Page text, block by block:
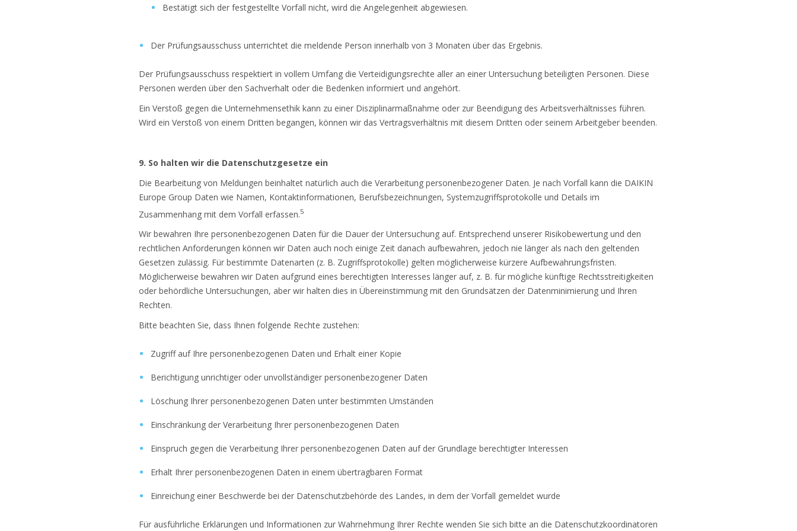
Bestätigt sich der festgestellte Vorfall nicht, wird die Angelegenheit abgewiesen.
Der Prüfungsausschuss unterrichtet die meldende Person innerhalb von 3 Monaten über das Ergebnis.
Der Prüfungsausschuss respektiert in vollem Umfang die Verteidigungsrechte aller an einer Untersuchung beteiligten Personen. Diese
Personen werden über den Sachverhalt oder die Bedenken informiert und angehört.
Ein Verstoß gegen die Unternehmensethik kann zu einer Disziplinarmaßnahme oder zur Beendigung des Arbeitsverhältnisses führen.
Wird ein Verstoß von einem Dritten begangen, können wir das Vertragsverhältnis mit diesem Dritten oder seinem Arbeitgeber beenden.
9. So halten wir die Datenschutzgesetze ein
Die Bearbeitung von Meldungen beinhaltet natürlich auch die Verarbeitung personenbezogener Daten. Je nach Vorfall kann die DAIKIN
Europe Group Daten wie Namen, Kontaktinformationen, Berufsbezeichnungen, Systemzugriffsprotokolle und Details im
Zusammenhang mit dem Vorfall erfassen.5
Wir bewahren Ihre personenbezogenen Daten für die Dauer der Untersuchung auf. Entsprechend unserer Risikobewertung und den
rechtlichen Anforderungen können wir Daten auch noch einige Zeit danach aufbewahren, jedoch nie länger als nach den geltenden
Gesetzen zulässig. Für bestimmte Datenarten (z. B. Zugriffsprotokolle) gelten möglicherweise kürzere Aufbewahrungsfristen.
Möglicherweise bewahren wir Daten aufgrund eines berechtigten Interesses länger auf, z. B. für mögliche künftige Rechtsstreitigkeiten
oder behördliche Untersuchungen, aber wir halten dies in Übereinstimmung mit den Grundsätzen der Datenminimierung und Ihren
Rechten.
Bitte beachten Sie, dass Ihnen folgende Rechte zustehen:
Zugriff auf Ihre personenbezogenen Daten und Erhalt einer Kopie
Berichtigung unrichtiger oder unvollständiger personenbezogener Daten
Löschung Ihrer personenbezogenen Daten unter bestimmten Umständen
Einschränkung der Verarbeitung Ihrer personenbezogenen Daten
Einspruch gegen die Verarbeitung Ihrer personenbezogenen Daten auf der Grundlage berechtigter Interessen
Erhalt Ihrer personenbezogenen Daten in einem übertragbaren Format
Einreichung einer Beschwerde bei der Datenschutzbehörde des Landes, in dem der Vorfall gemeldet wurde
Für ausführliche Erklärungen und Informationen zur Wahrnehmung Ihrer Rechte wenden Sie sich bitte an die Datenschutzkoordinatoren